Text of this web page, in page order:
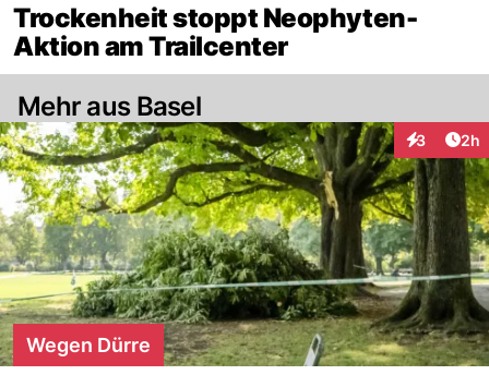
Trockenheit stoppt Neophyten-
Aktion am Trailcenter
Mehr aus Basel
3 2h
Wegen Dürre